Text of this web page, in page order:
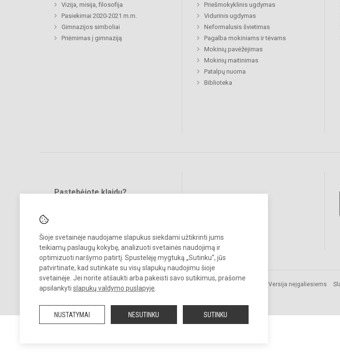
Šioje svetainėje naudojame slapukus siekdami užtikrinti jums
teikiamų paslaugų kokybę, analizuoti svetainės naudojimą ir
optimizuoti naršymo patirtį. Spustelėję mygtuką „Sutinku“, jūs
patvirtinate, kad sutinkate su visų slapukų naudojimu šioje
svetainėje. Jei norite atšaukti arba pakeisti savo sutikimus, prašome
apsilankyti slapukų valdymo puslapyje
NUSTATYMAI NESUTINKU SUTINKU
Vizija, misija, filosofija
Pasiekimai 2020-2021 m.m.
Gimnazijos simboliai
Priėmimas į gimnaziją
Priešmokyklinis ugdymas
Vidurinis ugdymas
Neformalusis švietimas
Pagalba mokiniams ir tėvams
Mokinių pavėžėjimas
Mokinių maitinimas
Patalpų nuoma
Biblioteka
Pastebėjote klaidų?
© 2021. Kretingos r. Vydmantų gimnazija. Visos teisės saugomos.
Kopijuoti turinį be raštiško gimnazijos sutikimo griežtai draudžiama.
Versija neįgaliesiems